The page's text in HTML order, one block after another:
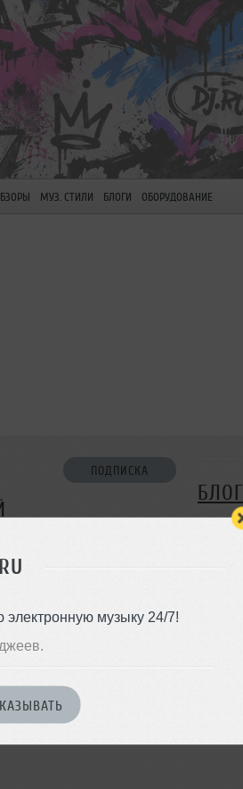
музыку 24/7!
МУЗ. СТИЛИ БЛОГИ ОБОРУДОВАНИЕ
ПОДПИСКА
БЛОГ